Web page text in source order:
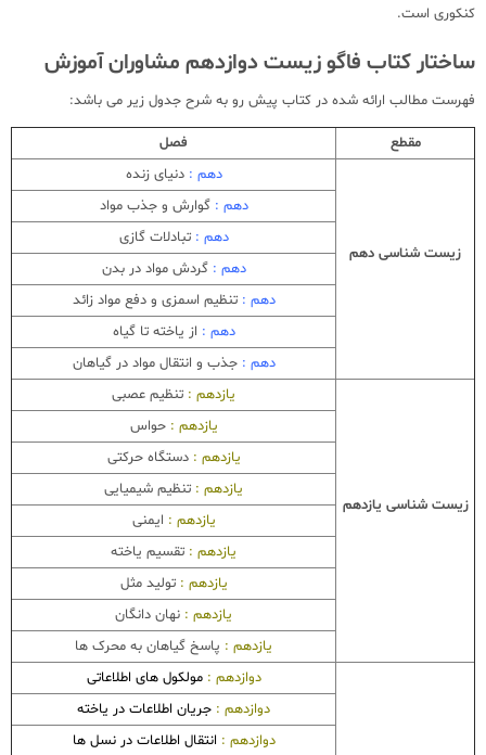
کنکوری است.
ساختار کتاب فاگو زیست دوازدهم مشاوران آموزش
فهرست مطالب ارائه شده در کتاب پیش رو به شرح جدول زیر می باشد:
مقطع فصل
زیست شناسی دهم
دهم : دنیای زنده
دهم : گوارش و جذب مواد
دهم : تبادلات گازی
دهم : گردش مواد در بدن
دهم : تنظیم اسمزی و دفع مواد زائد
دهم : از یاخته تا گیاه
دهم : جذب و انتقال مواد در گیاهان
زیست شناسی یازدهم
یازدهم : تنظیم عصبی
یازدهم : حواس
یازدهم : دستگاه حرکتی
یازدهم : تنظیم شیمیایی
یازدهم : ایمنی
یازدهم : تقسیم یاخته
یازدهم : تولید مثل
یازدهم : نهان دانگان
یازدهم : پاسخ گیاهان به محرک ها
دوازدهم :مولکول های اطلاعاتی
دوازدهم : جریان اطلاعات در یاخته
دوازدهم : انتقال اطلاعات در نسل ها